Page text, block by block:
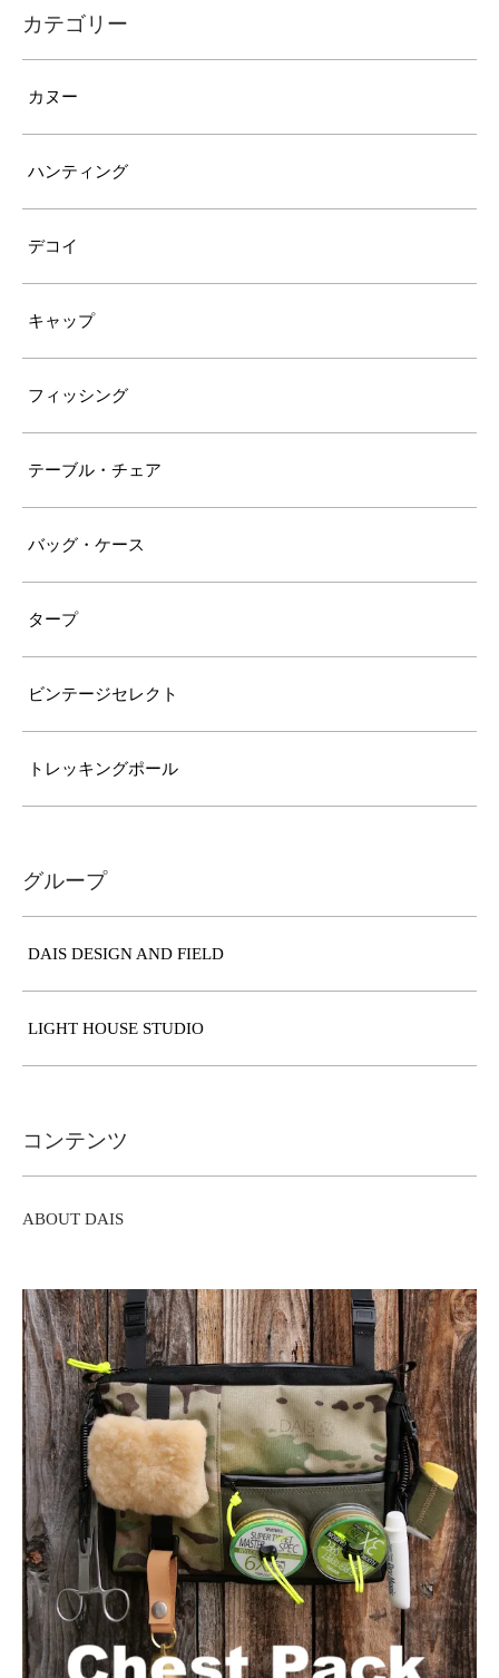
カテゴリー
カヌー
ハンティング
デコイ
キャップ
フィッシング
テーブル・チェア
バッグ・ケース
タープ
ビンテージセレクト
トレッキングポール
グループ
DAIS DESIGN AND FIELD
LIGHT HOUSE STUDIO
コンテンツ
ABOUT DAIS